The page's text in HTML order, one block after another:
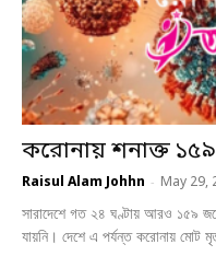
করোনায় শনাক্ত ১৫৯
Raisul Alam Johhn - May 29,
সারাদেশে গত ২৪ ঘণ্টায় আরও ১৫৯
যায়নি। দেশে এ পর্যন্ত করোনায় মোট